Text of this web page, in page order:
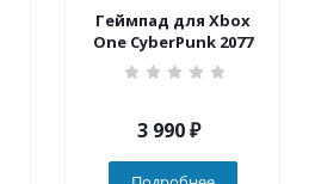
Геймпад для Xbox
One CyberPunk 2077
3 990₽